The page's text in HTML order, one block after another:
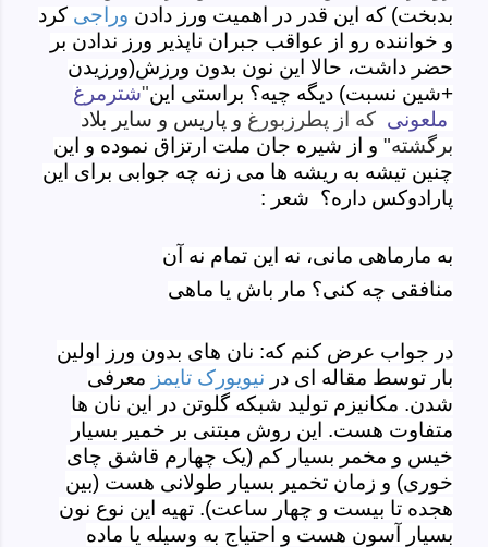
بدبخت) که این قدر در اهمیت ورز دادن وراجی کرد
و خواننده رو از عواقب جبران ناپذیر ورز ندادن بر
حضر داشت، حالا این نون بدون ورزش(ورزیدن
+شین نسبت) دیگه چیه؟ براستی این"شترمرغ
ملعونی كه از پطرزبورغ و پاريس و ساير بلاد
برگشته" و از شیره جان ملت ارتزاق نموده و این
چنین تیشه به ریشه ها می زنه چه جوابی برای این
پارادوکس داره؟ شعر :
به مارماهی مانی، نه این تمام نه آن
منافقی چه کنی؟ مار باش یا ماهی
در جواب عرض کنم که: نان های بدون ورز اولین
بار توسط مقاله ای در نیویورک تایمز معرفی
شدن. مکانیزم تولید شبکه گلوتن در این نان ها
متفاوت هست. این روش مبتنی بر خمیر بسیار
خیس و مخمر بسیار کم (یک چهارم قاشق چای
خوری) و زمان تخمیر بسیار طولانی هست (بین
هجده تا بیست و چهار ساعت). تهیه این نوع نون
بسیار آسون هست و احتیاج به وسیله یا ماده